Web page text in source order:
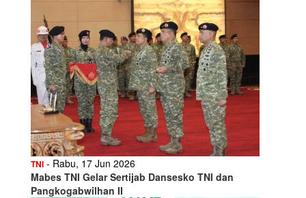
TNI - Rabu, 17 Jun 2026
Mabes TNI Gelar Sertijab Dansesko TNI dan
Pangkogabwilhan II